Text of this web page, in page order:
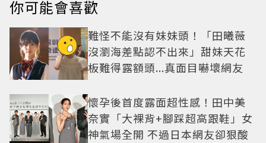
你可能會喜歡
難怪不能沒有妹妹頭！「田曦薇
沒瀏海差點認不出來」甜妹天花
板難得露額頭...真面目嚇壞網友
懷孕後首度露面超性感！田中美
奈實「大裸背+腳踩超高跟鞋」女
神氣場全開 不過日本網友卻狠酸